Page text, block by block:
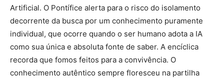
Artificial. O Pontífice alerta para o risco do isolamento
decorrente da busca por um conhecimento puramente
individual, que ocorre quando o ser humano adota a IA
como sua única e absoluta fonte de saber. A encíclica
recorda que fomos feitos para a convivência. O
conhecimento autêntico sempre floresceu na partilha